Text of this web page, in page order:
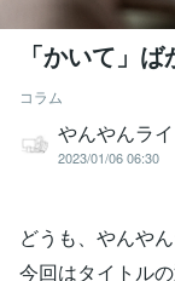
「かいて」
コラム
やんやんラ
2023/01/06 06:30
どうも、やんや
今回はタイトル